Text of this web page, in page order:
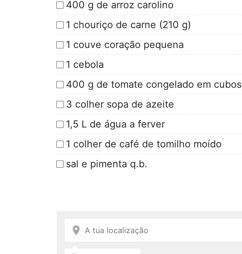
400 g de arroz carolino
1 chouriço de carne (210 g)
1 couve coração pequena
1 cebola
400 g de tomate congelado em cubos
3 colher sopa de azeite
1,5 L de água a ferver
1 colher de café de tomilho moído
sal e pimenta q.b.